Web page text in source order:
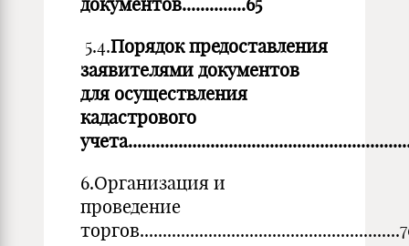
5.4.Порядок предоставления
заявителями документов
для осуществления
кадастрового
6.Организация и
проведение